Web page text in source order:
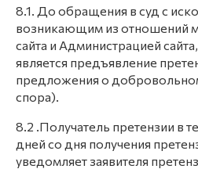
8.1. До обращения в суд с
возникающим из отношений
сайта и Администрацией
является предъявление
предложения о
спора).
8.2 .Получатель претензии в
дней со дня получения
уведомляет заявителя